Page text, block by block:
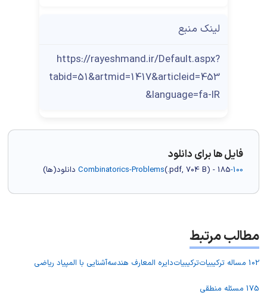
لینک منبع
https://rayeshmand.ir/Default.aspx?
tabid=51&artmid=1417&articleid=453
&language=fa-IR
فایل ها برای دانلود
100-Combinatorics-Problems
(.pdf, 704 B) - 185 دانلود(ها)
مطالب مرتبط
102 مساله ترکیبیات ترکیبیاتدایره المعارف هندسهآشنایی با المپیاد ریاضی
175 مسئله منطقی